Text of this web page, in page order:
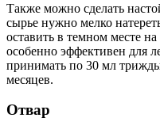
Также можно сделать
сырье нужно мелко
оставить в темном месте
особенно эффективен для
принимать по 30 мл
месяцев.
Отвар